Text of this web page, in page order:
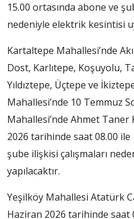
15.00 ortasında abone ve
nedeniyle elektrik kesintisi
Kartaltepe Mahallesi’nde
Dost, Karlıtepe, Koşuyolu,
Yıldıztepe, Üçtepe ve
Mahallesi’nde 10 Temmuz
Mahallesi’nde Ahmet Taner
2026 tarihinde saat 08.00 ile
şube ilişkisi çalışmaları
yapılacaktır.
Yeşilköy Mahallesi Atatürk
Haziran 2026 tarihinde saat